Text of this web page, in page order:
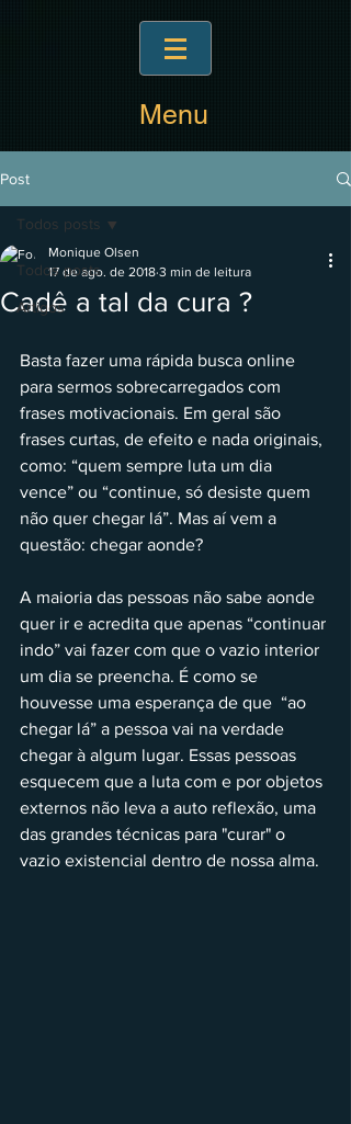
Menu
Post
Todos posts
Artigos
Todos posts
Cadê a tal da cura ?
Monique Olsen
17 de ago. de 2018 3 min de leitura
Basta fazer uma rápida busca online
para sermos sobrecarregados com
frases motivacionais. Em geral são
frases curtas, de efeito e nada originais,
como: “quem sempre luta um dia
vence” ou “continue, só desiste quem
não quer chegar lá”. Mas aí vem a
questão: chegar aonde?
A maioria das pessoas não sabe aonde
quer ir e acredita que apenas “continuar
indo” vai fazer com que o vazio interior
um dia se preencha. É como se
houvesse uma esperança de que  “ao
chegar lá” a pessoa vai na verdade
chegar à algum lugar. Essas pessoas
esquecem que a luta com e por objetos
externos não leva a auto reflexão, uma
das grandes técnicas para "curar" o
vazio existencial dentro de nossa alma.